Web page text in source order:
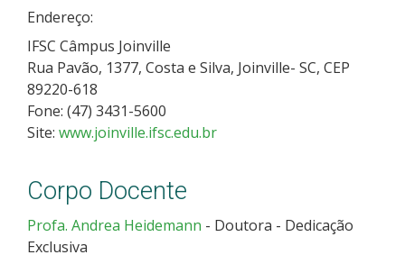
Endereço:
IFSC Câmpus Joinville
Rua Pavão, 1377, Costa e Silva, Joinville- SC, CEP
89220-618
Fone: (47) 3431-5600
Site: www.joinville.ifsc.edu.br
Corpo Docente
Profa. Andrea Heidemann - Doutora - Dedicação
Exclusiva